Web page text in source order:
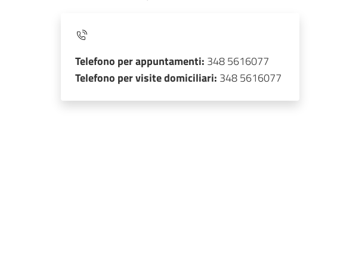
Telefono per appuntamenti: 348 5616077
Telefono per visite domiciliari: 348 5616077